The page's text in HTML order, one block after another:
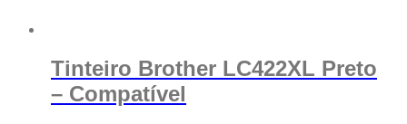
Tinteiro Brother LC422XL Preto
– Compatível